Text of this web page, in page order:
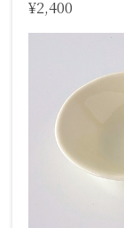
¥2,400